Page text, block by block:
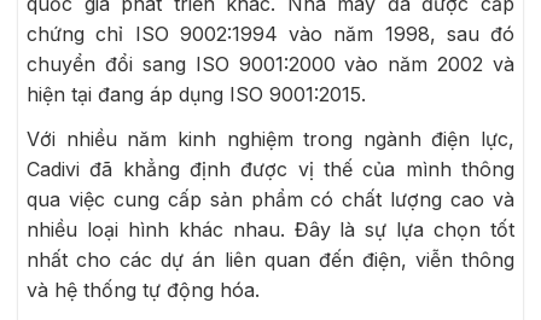
chứng chỉ ISO 9002:1994 vào năm 1998, sau đó
chuyển đổi sang ISO 9001:2000 vào năm 2002 và
hiện tại đang áp dụng ISO 9001:2015.
Với nhiều năm kinh nghiệm trong ngành điện lực,
Cadivi đã khẳng định được vị thế của mình thông
qua việc cung cấp sản phẩm có chất lượng cao và
nhiều loại hình khác nhau. Đây là sự lựa chọn tốt
nhất cho các dự án liên quan đến điện, viễn thông
và hệ thống tự động hóa.